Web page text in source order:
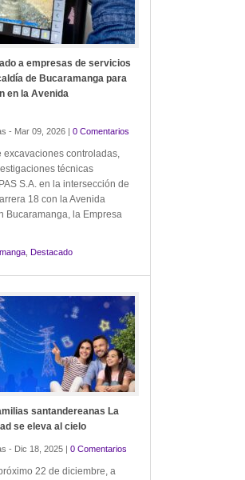
a empresas de servicios
de Bucaramanga para
en la Avenida
- Mar 09, 2026 | 0 Comentarios
excavaciones controladas,
técnicas
S.A. en la intersección de
18 con la Avenida
Bucaramanga, la Empresa
Destacado
santandereanas La
se eleva al cielo
- Dic 18, 2025 | 0 Comentarios
22 de diciembre, a